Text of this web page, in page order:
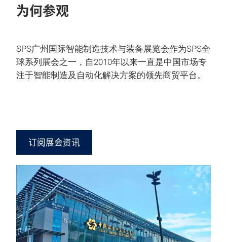
为何参观
SPS广州国际智能制造技术与装备展览会作为SPS全
球系列展会之一，自2010年以来一直是中国市场专
注于智能制造及自动化解决方案的领先商贸平台。
订阅展会资讯